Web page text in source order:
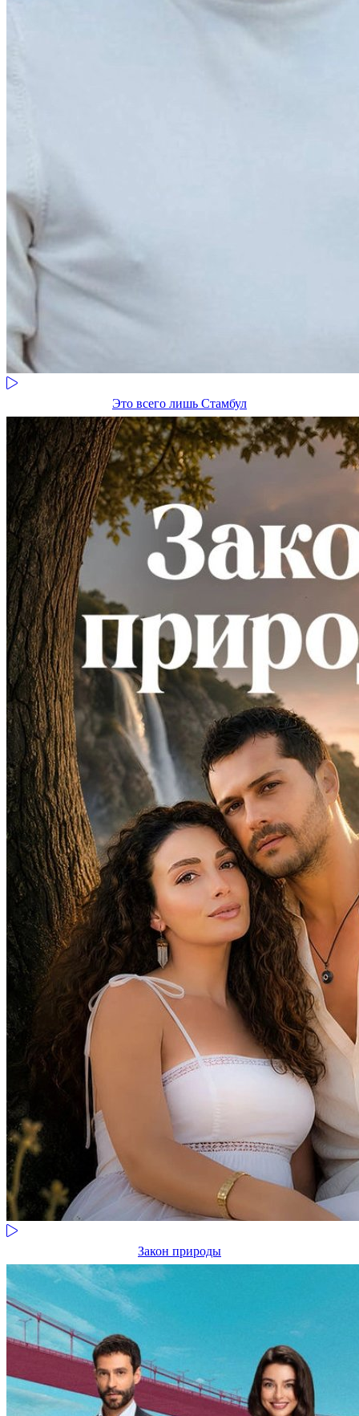
Это всего лишь Стамбул
Закон природы